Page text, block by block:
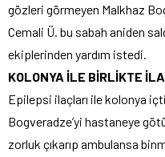
gözleri görmeyen Malkhaz
Cemali Ü. bu sabah aniden
ekiplerinden yardım istedi.
KOLONYA İLE BİRLİKTE
Epilepsi ilaçları ile kolonya
Bogveradze’yi hastaneye
zorluk çıkarıp ambulansa